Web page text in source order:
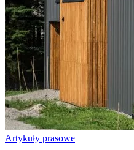
Artykuły prasowe